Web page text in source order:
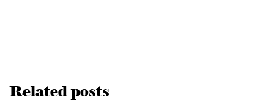
Related posts